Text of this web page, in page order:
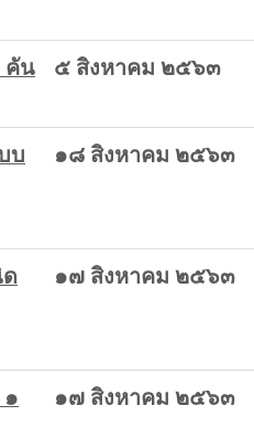
คัน
๕ สิงหาคม ๒๕๖๓
บ
๑๘ สิงหาคม ๒๕๖๓
๑๗ สิงหาคม ๒๕๖๓
๑
๑๗ สิงหาคม ๒๕๖๓